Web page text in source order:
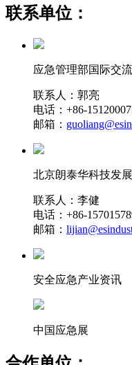
联系单位：
应急管理部国际交
联系人：郭亮
电话：+86-
邮箱：
北京朗泰华科技发
联系人：李健
电话：+86-
邮箱：
安全应急产业资讯
中国应急展